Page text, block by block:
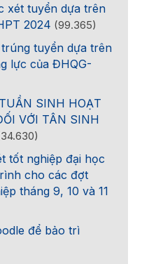
xét tuyển dựa trên
2024 (99.365)
tuyển dựa trên
lực của ĐHQG-
SINH HOẠT
VỚI TÂN SINH
tốt nghiệp đại học
cho các đợt
tháng 9, 10 và 11
để bảo trì